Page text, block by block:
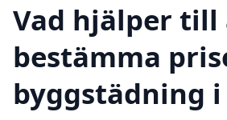
Vad hjälper
bestämma
byggstädning